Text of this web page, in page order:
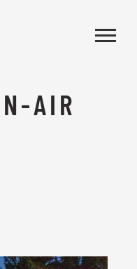
AIR